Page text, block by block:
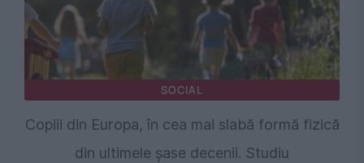
SOCIAL
Copiii din Europa, în cea mai slabă formă fizică
din ultimele șase decenii. Studiu